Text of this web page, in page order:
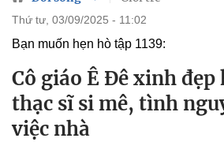
thứ tư, 03/09/2025 - 11:02
Bạn muốn hẹn hò tập 1139:
Cô giáo Ê Đê xinh
thạc sĩ si mê, tình
việc nhà